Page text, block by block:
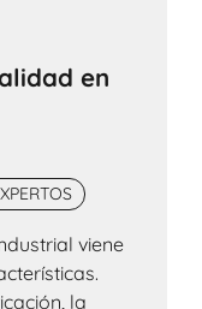
en
viene
la